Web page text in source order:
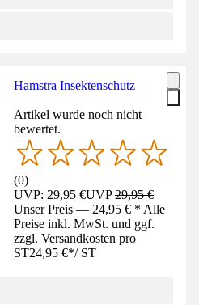
Hamstra Insektenschutz
Artikel wurde noch nicht
bewertet.
(0)
UVP: 29,95 €UVP29,95 €
Unser Preis — 24,95 € * Alle
Preise inkl. MwSt. und ggf.
zzgl. Versandkosten pro
ST24,95 €*/ ST